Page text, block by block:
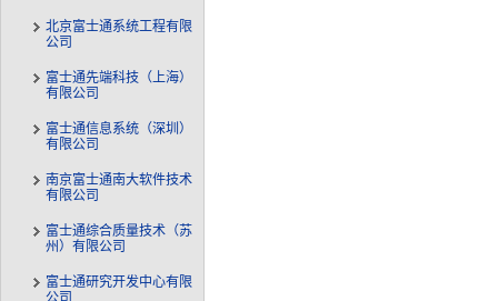
北京富士通系统工程有限
公司
富士通先端科技（上海）
有限公司
富士通信息系统（深圳）
有限公司
南京富士通南大软件技术
有限公司
富士通综合质量技术（苏
州）有限公司
富士通研究开发中心有限
公司